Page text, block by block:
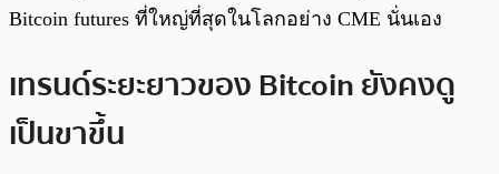
Bitcoin futures ที่ใหญ่ที่สุดในโลกอย่าง CME นั่นเอง
เทรนด์ระยะยาวของ Bitcoin ยังคงดู
เป็นขาขึ้น